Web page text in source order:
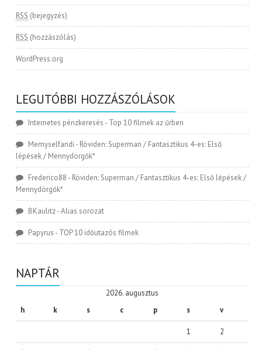
RSS (bejegyzés)
RSS (hozzászólás)
WordPress.org
LEGUTÓBBI HOZZÁSZÓLÁSOK
Internetes pénzkeresés - Top 10 filmek az űrben
Memyselfandi - Röviden: Superman / Fantasztikus 4-es: Első
lépések / Mennydörgők*
Frederico88 - Röviden: Superman / Fantasztikus 4-es: Első lépések /
Mennydörgők*
BKaulitz-Alias sorozat
Papyrus - TOP 10 időutazós filmek
NAPTÁR
2026. augusztus
h
k s c p s v
1 2